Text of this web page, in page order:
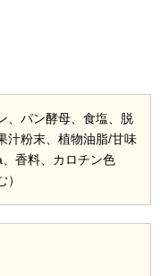
、パン酵母、食塩、脱
汁粉末、植物油脂/甘味
香料、カロチン色